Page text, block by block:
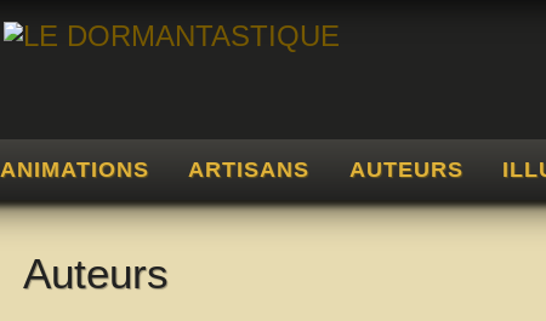
ANIMATIONS ARTISANS AUTEURS
Auteurs